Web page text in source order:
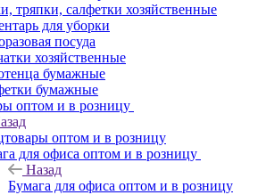
тряпки, салфетки хозяйственные
для уборки
посуда
хозяйственные
бумажные
бумажные
оптом и в розницу
оптом и в розницу
для офиса оптом и в розницу
Назад
Бумага для офиса оптом и в розницу